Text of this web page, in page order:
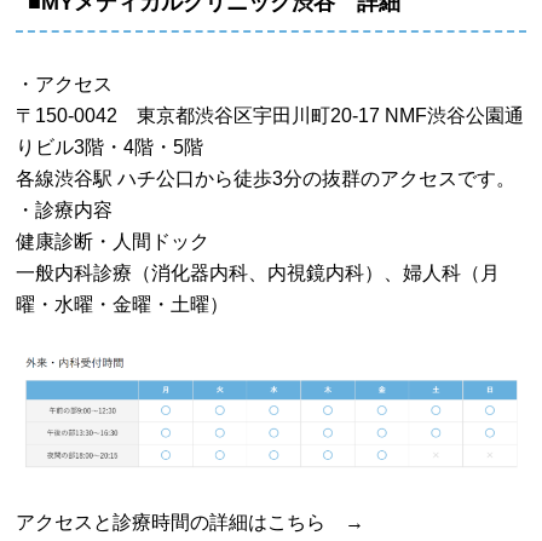
・アクセス
〒150-0042 東京都渋谷区宇田川町20-17 NMF渋谷公園通
りビル3階・4階・5階
各線渋谷駅 ハチ公口から徒歩3分の抜群のアクセスです。
・診療内容
健康診断・人間ドック
一般内科診療（消化器内科、内視鏡内科）、婦人科（月
曜・水曜・金曜・土曜）
アクセスと診療時間の詳細はこちら →